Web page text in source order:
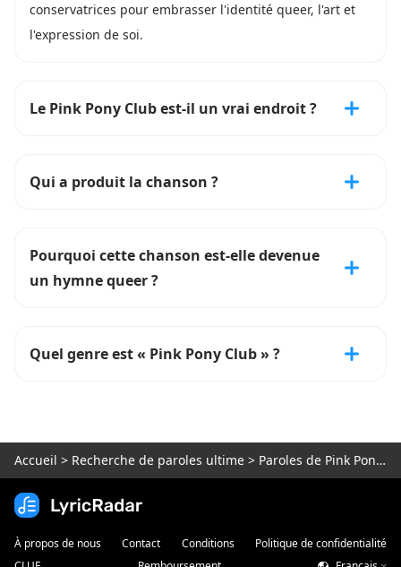
conservatrices pour embrasser l'identité queer, l'art et
l'expression de soi.
Le Pink Pony Club est-il un vrai endroit ?
Qui a produit la chanson ?
Pourquoi cette chanson est-elle devenue
un hymne queer ?
Quel genre est « Pink Pony Club » ?
Accueil > Recherche de paroles ultime > Paroles de Pink Pony Club
À propos de nous Contact Conditions
Politique de confidentialité